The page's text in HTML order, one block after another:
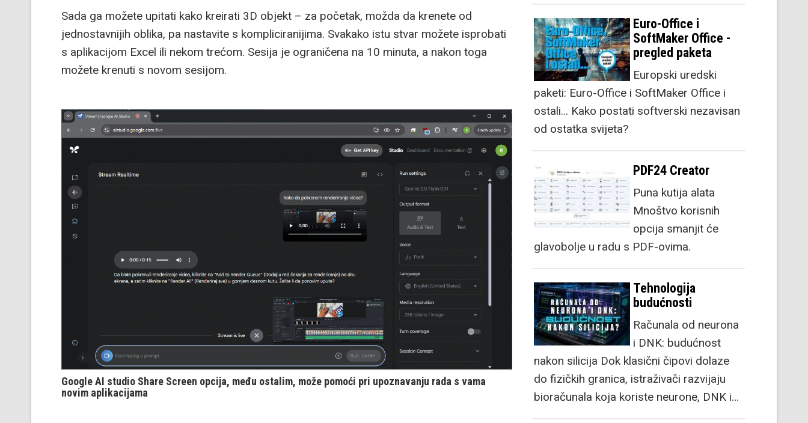
Sada ga možete upitati kako kreirati 3D objekt – za početak, možda da krenete od
jednostavnijih oblika, pa nastavite s kompliciranijima. Svakako istu stvar možete isprobati
s aplikacijom Excel ili nekom trećom. Sesija je ograničena na 10 minuta, a nakon toga
možete krenuti s novom sesijom.
Google AI studio Share Screen opcija, među ostalim, može pomoći pri upoznavanju rada s vama
novim aplikacijama
Euro-Office i
SoftMaker Office -
pregled paketa
Europski uredski
paketi: Euro-Office i SoftMaker Office i
ostali... Kako postati softverski nezavisan
od ostatka svijeta?
PDF24 Creator
Puna kutija alata
Mnoštvo korisnih
opcija smanjit će
glavobolje u radu s PDF-ovima.
Tehnologija
budućnosti
Računala od neurona
i DNK: budućnost
nakon silicija Dok klasični čipovi dolaze
do fizičkih granica, istraživači razvijaju
bioračunala koja koriste neurone, DNK i…